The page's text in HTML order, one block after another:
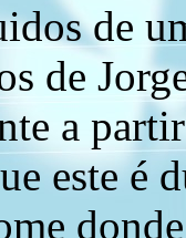
de
de
a
este é